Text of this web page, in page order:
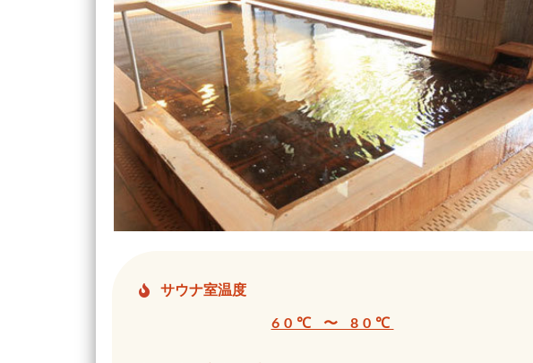
サウナ室温度
60℃ 〜 80℃